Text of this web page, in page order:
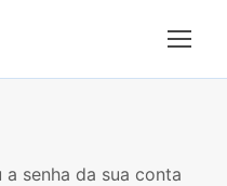
Menu
senha da sua conta